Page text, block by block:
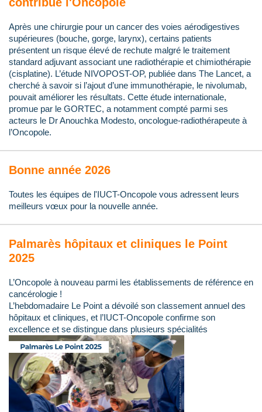
Après une chirurgie pour un cancer des voies aérodigestives
supérieures (bouche, gorge, larynx), certains patients
présentent un risque élevé de rechute malgré le traitement
standard adjuvant associant une radiothérapie et chimiothérapie
(cisplatine). L’étude NIVOPOST-OP, publiée dans The Lancet, a
cherché à savoir si l’ajout d’une immunothérapie, le nivolumab,
pouvait améliorer les résultats. Cette étude internationale,
promue par le GORTEC, a notamment compté parmi ses
acteurs le Dr Anouchka Modesto, oncologue-radiothérapeute à
l’Oncopole.
Bonne année 2026
Toutes les équipes de l'IUCT-Oncopole vous adressent leurs
meilleurs vœux pour la nouvelle année.
Palmarès hôpitaux et cliniques le Point
2025
L’Oncopole à nouveau parmi les établissements de référence en
cancérologie !
L’hebdomadaire Le Point a dévoilé son classement annuel des
hôpitaux et cliniques, et l’IUCT-Oncopole confirme son
excellence et se distingue dans plusieurs spécialités